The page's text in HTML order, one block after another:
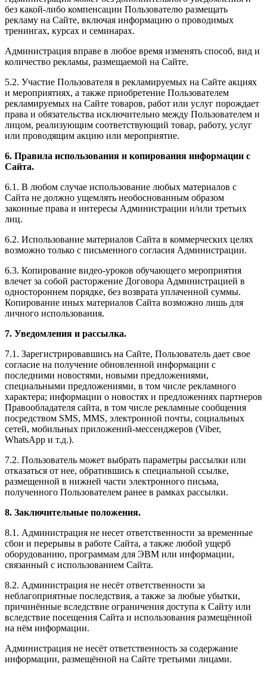
без какой-либо компенсации Пользователю размещать
рекламу на Сайте, включая информацию о проводимых
тренингах, курсах и семинарах.
Администрация вправе в любое время изменять способ, вид и
количество рекламы, размещаемой на Сайте.
5.2. Участие Пользователя в рекламируемых на Сайте акциях
и мероприятиях, а также приобретение Пользователем
рекламируемых на Сайте товаров, работ или услуг порождает
права и обязательства исключительно между Пользователем и
лицом, реализующим соответствующий товар, работу, услуг
или проводящим акцию или мероприятие.
6. Правила использования и копирования информации с
Сайта.
6.1. В любом случае использование любых материалов с
Сайта не должно ущемлять необоснованным образом
законные права и интересы Администрации и/или третьих
лиц.
6.2. Использование материалов Сайта в коммерческих целях
возможно только с письменного согласия Администрации.
6.3. Копирование видео-уроков обучающего мероприятия
влечет за собой расторжение Договора Администрацией в
одностороннем порядке, без возврата уплаченной суммы.
Копирование иных материалов Сайта возможно лишь для
личного использования.
7. Уведомления и рассылка.
7.1. Зарегистрировавшись на Сайте, Пользователь дает свое
согласие на получение обновленной информации с
последними новостями, новыми предложениями,
специальными предложениями, в том числе рекламного
характера; информации о новостях и предложениях партнеров
Правообладателя сайта, в том числе рекламные сообщения
посредством SMS, MMS, электронной почты, социальных
сетей, мобильных приложений-мессенджеров (Viber,
WhatsApp и т.д.).
7.2. Пользователь может выбрать параметры рассылки или
отказаться от нее, обратившись к специальной ссылке,
размещенной в нижней части электронного письма,
полученного Пользователем ранее в рамках рассылки.
8. Заключительные положения.
8.1. Администрация не несет ответственности за временные
сбои и перерывы в работе Сайта, а также любой ущерб
оборудованию, программам для ЭВМ или информации,
связанный с использованием Сайта.
8.2. Администрация не несёт ответственности за
неблагоприятные последствия, а также за любые убытки,
причинённые вследствие ограничения доступа к Сайту или
вследствие посещения Сайта и использования размещённой
на нём информации.
Администрация не несёт ответственность за содержание
информации, размещённой на Сайте третьими лицами.